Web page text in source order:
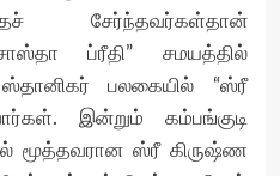
சேர்ந்தவர்கள்தான்
ப்ரீதி” சமயத்தில்
பலகையில் “ஸ்ரீ
இன்றும் கம்பங்குடி
மூத்தவரான ஸ்ரீ கிருஷ்ண